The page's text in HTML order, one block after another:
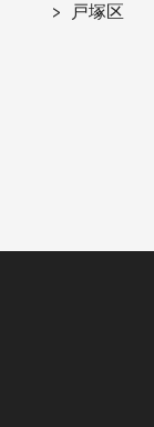
戸塚区